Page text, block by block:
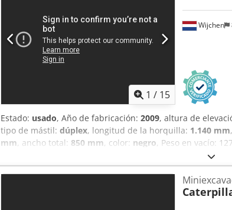
1 / 15
Wijchen
Estado: usado, Año de fabricación: 2009, altura de
tipo de mástil: dúplex, longitud de la horquilla: 1.140 mm
mm, ancho total: 850 mm, color: negro, Peso en vacío:
fabricación: 2009 - Documentación disponible: Sí - Tipo
CE: Sí - Certificado CE: No - Número de serie: 7XL00043
elevación: 1200 kg - Altura de elevación: 2870 mm -
1140 mm - Anchura de las horquillas: 560 mm - Mástil: